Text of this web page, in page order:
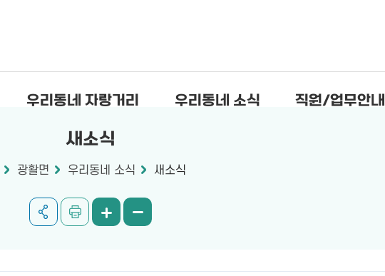
우리동네 자랑거리 우리동네 소식 직원/업무안내
새소식
광활면 우리동네 소식 새소식